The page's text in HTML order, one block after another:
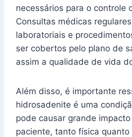
necessários para o controle
Consultas médicas
laboratoriais e
ser cobertos pelo plano de
assim a qualidade de vida
Além disso, é importante
hidrosadenite é uma
pode causar grande
paciente, tanto física